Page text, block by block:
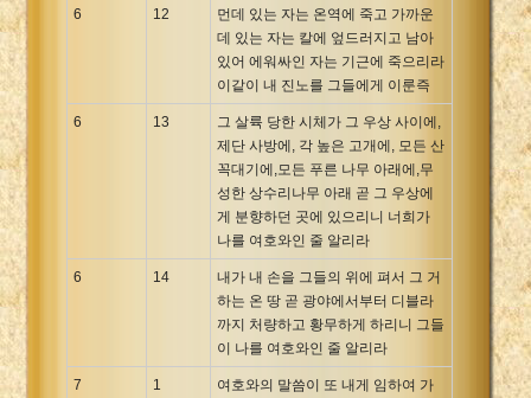
6 12
먼데 있는 자는 온역에 죽고 가까운
데 있는 자는 칼에 엎드러지고 남아
있어 에워싸인 자는 기근에 죽으리라
이같이 내 진노를 그들에게 이룬즉
6 13
그 살륙 당한 시체가 그 우상 사이에,
제단 사방에, 각 높은 고개에, 모든 산
꼭대기에,모든 푸른 나무 아래에,무
성한 상수리나무 아래 곧 그 우상에
게 분향하던 곳에 있으리니 너희가
나를 여호와인 줄 알리라
6 14
내가 내 손을 그들의 위에 펴서 그 거
하는 온 땅 곧 광야에서부터 디블라
까지 처량하고 황무하게 하리니 그들
이 나를 여호와인 줄 알리라
7 1
여호와의 말씀이 또 내게 임하여 가